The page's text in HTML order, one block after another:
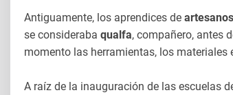
Antiguamente, los aprendices de artesanos
se consideraba qualfa, compañero, antes
momento las herramientas, los
A raíz de la inauguración de las escuelas